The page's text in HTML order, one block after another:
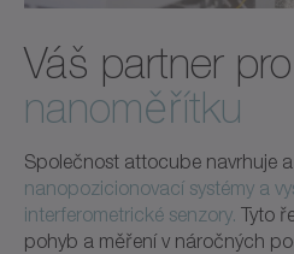
Váš partner
nanoměřítku
Společnost attocube navrhuje
nanopozicionovací systémy a
interferometrické senzory. Tyto
pohyb a měření v náročných